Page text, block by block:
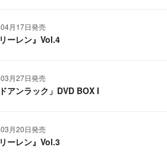
月17日発売
ーレン』Vol.4
月27日発売
アンラック」DVD BOX I
月20日発売
ーレン』Vol.3